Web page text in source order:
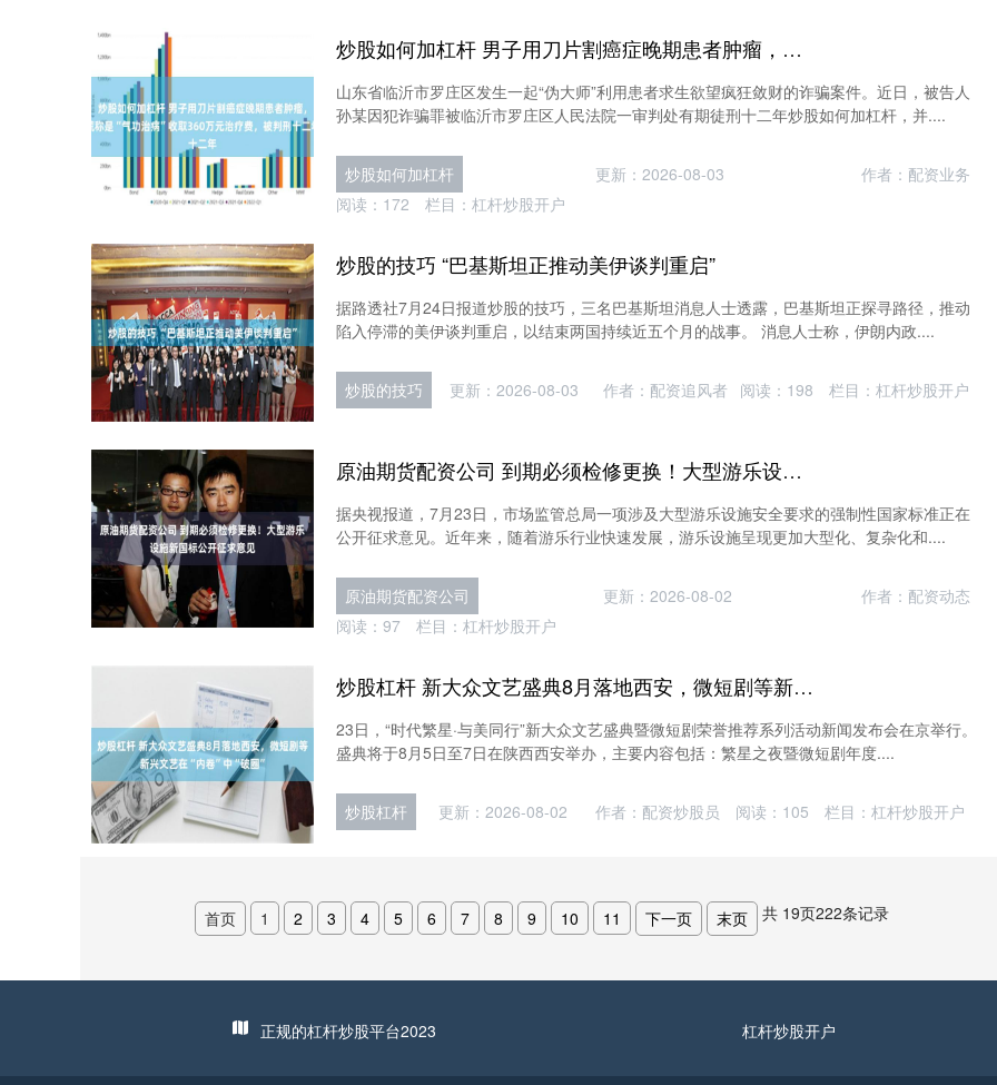
炒股如何加杠杆 男子用刀片割癌症晚期患者肿瘤，谎称是“气功治病”收取360万元治疗费，被判刑十二年
山东省临沂市罗庄区发生一起“伪大师”利用患者求生欲望疯狂敛财的诈骗案件。近日，被告人
孙某因犯诈骗罪被临沂市罗庄区人民法院一审判处有期徒刑十二年炒股如何加杠杆，并....
炒股如何加杠杆 更新：2026-08-03
作者：配资业务
阅读： 172 栏目： 杠杆炒股开户
炒股的技巧 “巴基斯坦正推动美伊谈判重启”
据路透社7月24日报道炒股的技巧，三名巴基斯坦消息人士透露，巴基斯坦正探寻路径，推动
陷入停滞的美伊谈判重启，以结束两国持续近五个月的战事。 消息人士称，伊朗内政....
炒股的技巧 更新：2026-08-03 作者：配资追风者 阅读： 198 栏目： 杠杆炒股开户
原油期货配资公司 到期必须检修更换！大型游乐设施新国标公开征求意见
据央视报道，7月23日，市场监管总局一项涉及大型游乐设施安全要求的强制性国家标准正在
公开征求意见。近年来，随着游乐行业快速发展，游乐设施呈现更加大型化、复杂化和....
原油期货配资公司 更新：2026-08-02
作者：配资动态
阅读： 97 栏目： 杠杆炒股开户
炒股杠杆 新大众文艺盛典8月落地西安，微短剧等新兴文艺在“内卷”中“破圈”
23日，“时代繁星·与美同行”新大众文艺盛典暨微短剧荣誉推荐系列活动新闻发布会在京举行。
盛典将于8月5日至7日在陕西西安举办，主要内容包括：繁星之夜暨微短剧年度....
炒股杠杆 更新：2026-08-02 作者：配资炒股员 阅读： 105 栏目：杠杆炒股开户
首页 1 2 3 4 5 6 7 8 9 10 11 下一页 末页 共 19页222条记录
正规的杠杆炒股平台2023 杠杆炒股开户